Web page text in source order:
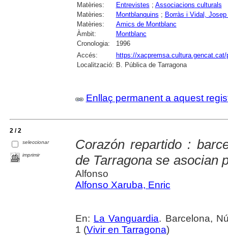
Matèries: Entrevistes ; Associacions culturals
Matèries:
Montblanquins ; Borràs i Vidal, Josep
Matèries:
Amics de Montblanc
Àmbit:
Montblanc
Cronologia:
1996
Accés:
https://
Localització: B. Pública de Tarragona
Enllaç permanent a aquest
2 / 2
seleccionar
imprimir
Corazón repartido :
de Tarragona se asocian
Alfonso
Alfonso Xaruba, Enric
En: La Vanguardia. Barcelona,
1 (Vivir en Tarragona)